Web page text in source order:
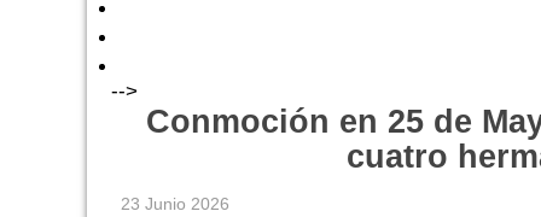
-->
Conmoción en 25 de
cuatro
23 Junio 2026